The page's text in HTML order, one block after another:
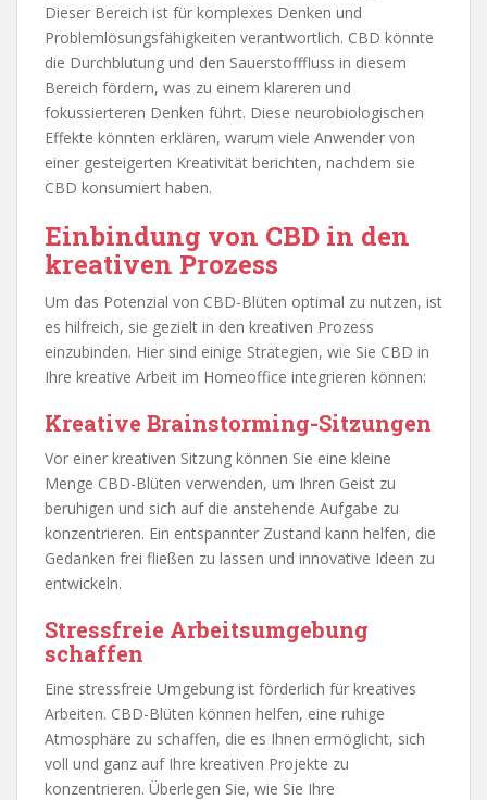
Dieser Bereich ist für komplexes Denken und
Problemlösungsfähigkeiten verantwortlich. CBD könnte
die Durchblutung und den Sauerstofffluss in diesem
Bereich fördern, was zu einem klareren und
fokussierteren Denken führt. Diese neurobiologischen
Effekte könnten erklären, warum viele Anwender von
einer gesteigerten Kreativität berichten, nachdem sie
CBD konsumiert haben.
Einbindung von CBD in den
kreativen Prozess
Um das Potenzial von CBD-Blüten optimal zu nutzen, ist
es hilfreich, sie gezielt in den kreativen Prozess
einzubinden. Hier sind einige Strategien, wie Sie CBD in
Ihre kreative Arbeit im Homeoffice integrieren können:
Kreative Brainstorming-Sitzungen
Vor einer kreativen Sitzung können Sie eine kleine
Menge CBD-Blüten verwenden, um Ihren Geist zu
beruhigen und sich auf die anstehende Aufgabe zu
konzentrieren. Ein entspannter Zustand kann helfen, die
Gedanken frei fließen zu lassen und innovative Ideen zu
entwickeln.
Stressfreie Arbeitsumgebung
schaffen
Eine stressfreie Umgebung ist förderlich für kreatives
Arbeiten. CBD-Blüten können helfen, eine ruhige
Atmosphäre zu schaffen, die es Ihnen ermöglicht, sich
voll und ganz auf Ihre kreativen Projekte zu
konzentrieren. Überlegen Sie, wie Sie Ihre